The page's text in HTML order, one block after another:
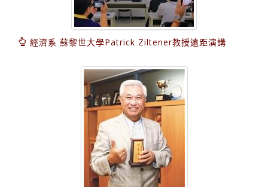
經濟系 蘇黎世大學Patrick Ziltener教授遠距演講